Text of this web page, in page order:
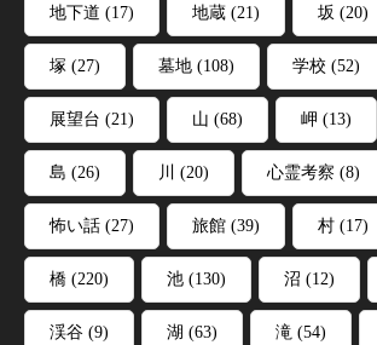
地下道 (17) 地蔵 (21) 坂 (20)
塚 (27) 墓地 (108) 学校 (52)
展望台 (21) 山 (68) 岬 (13)
島 (26) 川 (20) 心霊考察 (8)
怖い話 (27) 旅館 (39) 村 (17)
橋 (220) 池 (130) 沼 (12)
渓谷 (9) 湖 (63) 滝 (54)